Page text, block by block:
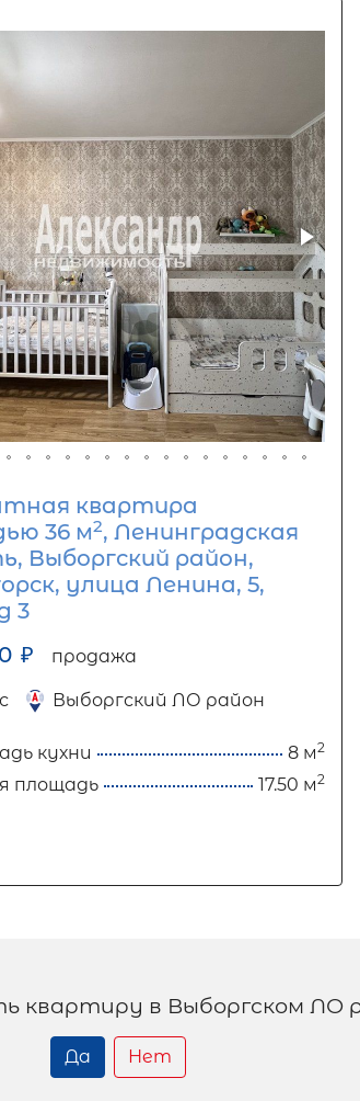
квартира
36 м2, Ленинградская
Выборгский район,
улица Ленина, 5,
3
₽ продажа
Выборгский ЛО район
кухни 8 м2
площадь 17.50 м2
квартиру в Выборгском ЛО
Да Нет